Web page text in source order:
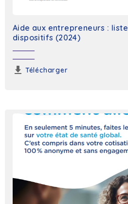
Aide aux entrepreneurs :
dispositifs (2024)
Télécharger